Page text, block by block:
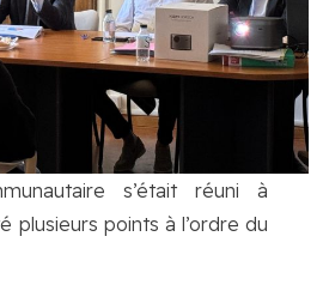
s’était réuni à
plusieurs points à l’ordre du